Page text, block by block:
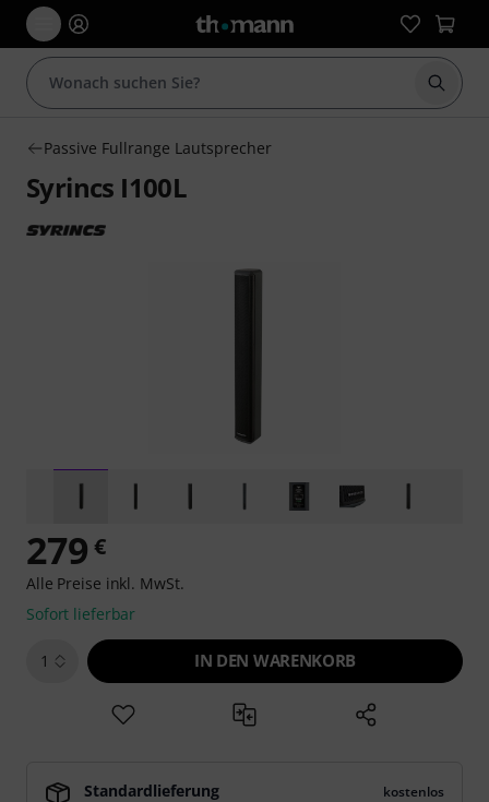
Suche
Passive Fullrange Lautsprecher
Syrincs I100L
279 €
Alle Preise inkl. MwSt.
Sofort lieferbar
1 IN DEN WARENKORB
Standardlieferung
kostenlos